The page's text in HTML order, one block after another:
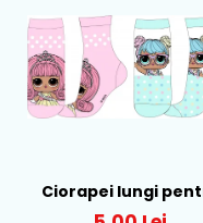
Ciorapei lungi
fete cu personaj